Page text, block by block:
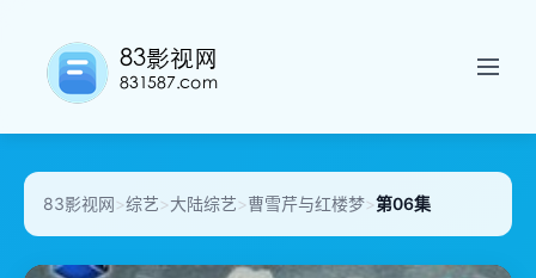
83影视网>综艺>大陆综艺>曹雪芹与红楼梦>第06集